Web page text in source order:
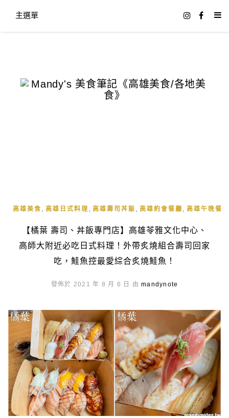
主選單
高雄美食 高雄日式料理 高雄壽司丼飯 高雄約會餐廳 高雄午晚餐
【橘葉 壽司、丼飯專門店】高雄苓雅文化中心、
高師大附近必吃日式料理！外帶炙燒組合壽司回家
吃，鮭魚控最愛綜合炙燒鮭魚！
發佈於 2021 年 8 月 6 日 由 mandynote